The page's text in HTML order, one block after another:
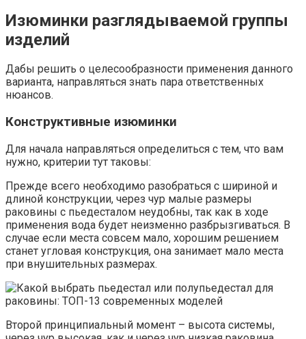
Изюминки разглядываемой группы
изделий
Дабы решить о целесообразности применения данного
варианта, направляться знать пара ответственных
нюансов.
Конструктивные изюминки
Для начала направляться определиться с тем, что вам
нужно, критерии тут таковы:
Прежде всего необходимо разобраться с шириной и
длиной конструкции, через чур малые размеры
раковины с пьедесталом неудобны, так как в ходе
применения вода будет неизменно разбрызгиваться. В
случае если места совсем мало, хорошим решением
станет угловая конструкция, она занимает мало места
при внушительных размерах.
Второй принципиальный момент – высота системы,